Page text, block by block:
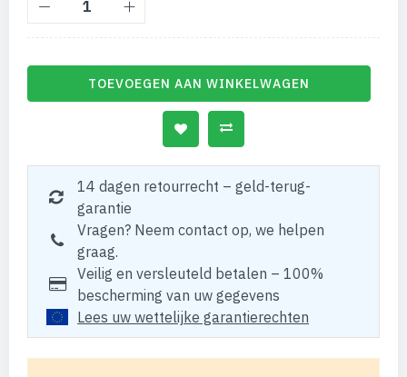
TOEVOEGEN AAN WINKELWAGEN
14 dagen retourrecht – geld-terug-
garantie
Vragen? Neem contact op, we helpen
graag.
Veilig en versleuteld betalen – 100%
bescherming van uw gegevens
Lees uw wettelijke garantierechten